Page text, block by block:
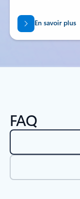
En savoir plus
FAQ